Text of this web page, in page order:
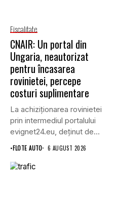
Fiscalitate
CNAIR: Un portal din
Ungaria, neautorizat
pentru încasarea
rovinietei, percepe
costuri suplimentare
La achiziționarea rovinietei
prin intermediul portalului
evignet24.eu, deținut de
Enternova Kft. din...
•FLOTE AUTO 6 AUGUST 2026